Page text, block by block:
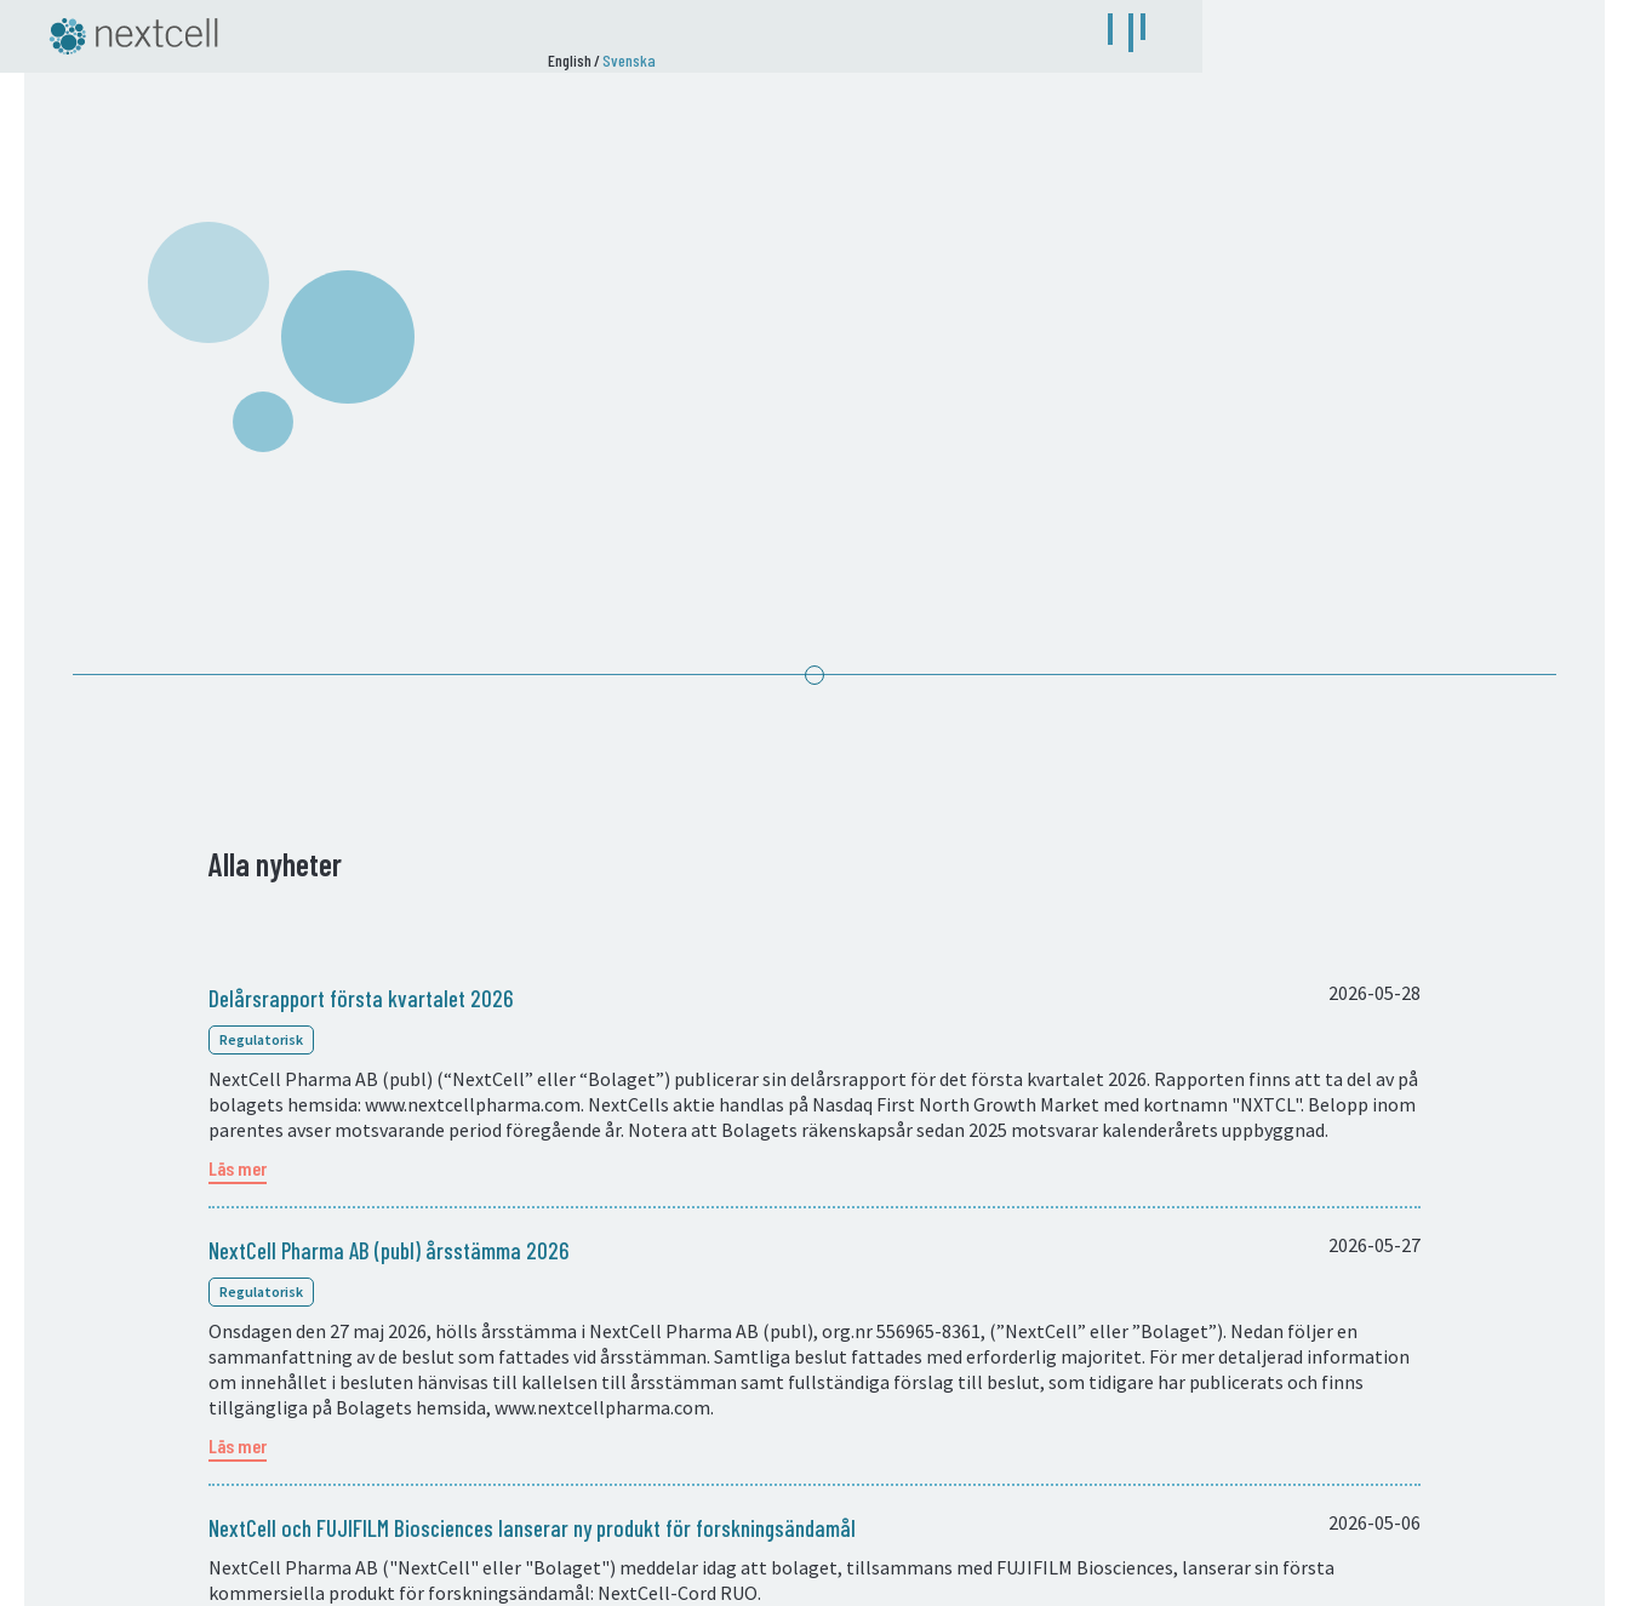
English/Svenska
Alla nyheter
2026-05-28
Delårsrapport första kvartalet 2026
Regulatorisk
NextCell Pharma AB (publ) (“NextCell” eller “Bolaget”) publicerar sin delårsrapport för det första kvartalet 2026. Rapporten finns att ta del av på
bolagets hemsida: www.nextcellpharma.com. NextCells aktie handlas på Nasdaq First North Growth Market med kortnamn "NXTCL". Belopp inom
parentes avser motsvarande period föregående år. Notera att Bolagets räkenskapsår sedan 2025 motsvarar kalenderårets uppbyggnad.
Läs mer
2026-05-27
NextCell Pharma AB (publ) årsstämma 2026
Regulatorisk
Onsdagen den 27 maj 2026, hölls årsstämma i NextCell Pharma AB (publ), org.nr 556965-8361, (”NextCell” eller ”Bolaget”). Nedan följer en
sammanfattning av de beslut som fattades vid årsstämman. Samtliga beslut fattades med erforderlig majoritet. För mer detaljerad information
om innehållet i besluten hänvisas till kallelsen till årsstämman samt fullständiga förslag till beslut, som tidigare har publicerats och finns
tillgängliga på Bolagets hemsida, www.nextcellpharma.com.
Läs mer
2026-05-06
NextCell och FUJIFILM Biosciences lanserar ny produkt för forskningsändamål
NextCell Pharma AB ("NextCell" eller "Bolaget") meddelar idag att bolaget, tillsammans med FUJIFILM Biosciences, lanserar sin första
kommersiella produkt för forskningsändamål: NextCell-Cord RUO.